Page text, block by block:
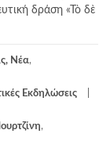
δράση «Τὸ δὲ
Νέα,
Εκδηλώσεις
,